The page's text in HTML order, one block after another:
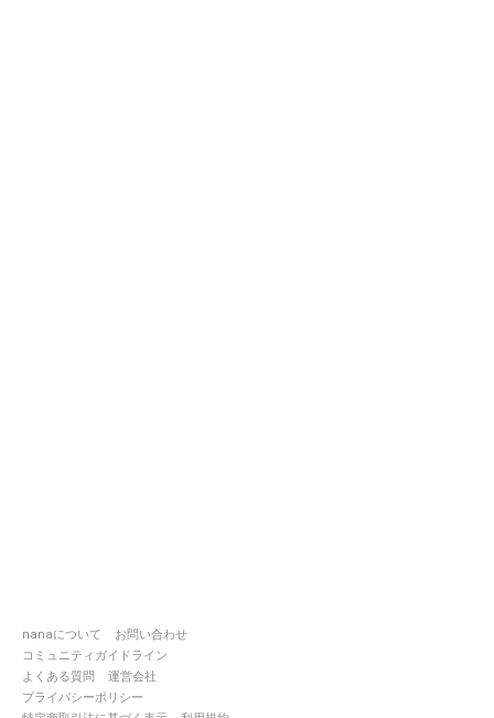
nanaについて
お問い合わせ
コミュニティガイドライン
よくある質問
運営会社
プライバシーポリシー